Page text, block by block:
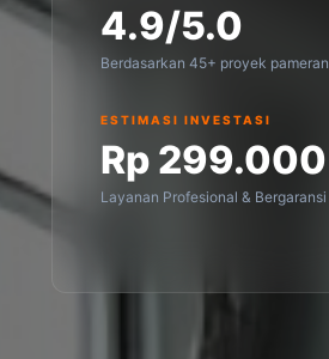
4.9/5.0
Berdasarkan 45+ proyek pameran
ESTIMASI INVESTASI
Rp 299.000
Layanan Profesional & Bergaransi